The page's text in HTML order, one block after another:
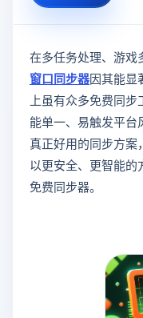
在多任务处理、游戏
窗口同步器因其能显
上虽有众多免费同
能单一、易触发平
真正好用的同步方案
以更安全、更智能
免费同步器。